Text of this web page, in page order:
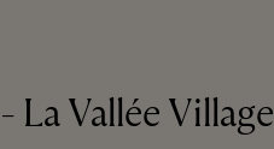
La Vallée Village